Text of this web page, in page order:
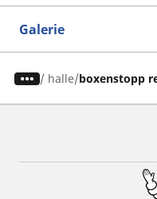
Galerie
/ halle boxenstopp